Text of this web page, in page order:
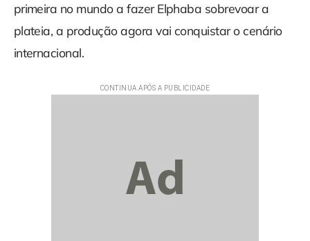
primeira no mundo a fazer Elphaba sobrevoar a
plateia, a produção agora vai conquistar o cenário
internacional.